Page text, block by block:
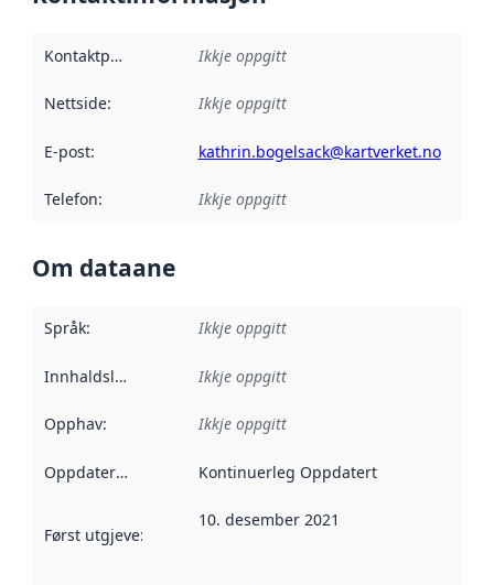
Kontaktpunkt Ikkje oppgitt
Nettside: Ikkje oppgitt
E-post: kathrin.bogelsack@kartverket.no
Telefon: Ikkje oppgitt
Om dataane
Språk: Ikkje oppgitt
Innhaldsleverandørar :
Ikkje oppgitt
Opphav: Ikkje oppgitt
Oppdateringsfrekvens :
Kontinuerleg Oppdatert
Først utgjeve:
10. desember 2021